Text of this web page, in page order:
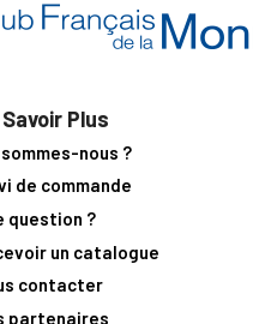
Plus
sommes-nous ?
de commande
question ?
un catalogue
contacter
partenaires